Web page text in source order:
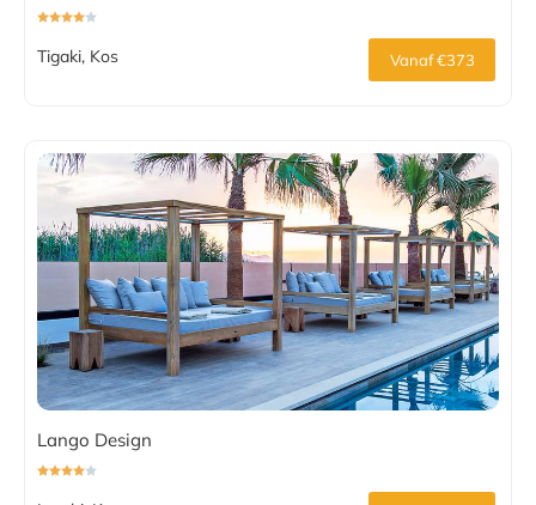
Tigaki, Kos Vanaf €373
Lango Design